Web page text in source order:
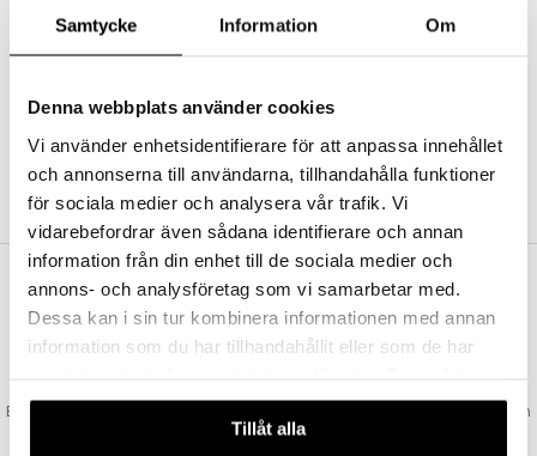
Samtycke Information Om
Denna webbplats använder cookies
Vi använder enhetsidentifierare för att anpassa innehållet
och annonserna till användarna, tillhandahålla funktioner
för sociala medier och analysera vår trafik. Vi
vidarebefordrar även sådana identifierare och annan
information från din enhet till de sociala medier och
annons- och analysföretag som vi samarbetar med.
Dessa kan i sin tur kombinera informationen med annan
information som du har tillhandahållit eller som de har
våra cookies vid fortsatt användande av vår webbplats.
Tillåt alla
Abonnemang
Bevaka produkter
Recensera produkter
SKAPA KUND
VAD KOSTAR FRAKTEN?
Vi erbjuder fri frakt från 350 kr. Vår gräns för fraktfri leverans bestäms
utifån vilken avdelning du handlar från. Läs mer här »
Beställningar lagda före 14:00 (gäller varor i lager) skickas normalt ut från
oss samma dag.